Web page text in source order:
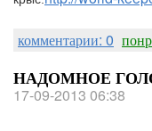
комментарии: 0
НАДОМНОЕ
17-09-2013 06:38